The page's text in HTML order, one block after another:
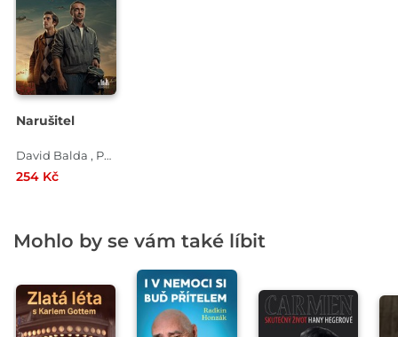
Narušitel
David Balda , Petr Kult
254 Kč
Mohlo by se vám také líbit